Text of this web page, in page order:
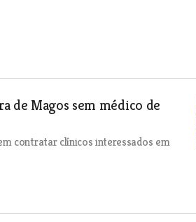
de Magos sem médico de
contratar clínicos interessados em